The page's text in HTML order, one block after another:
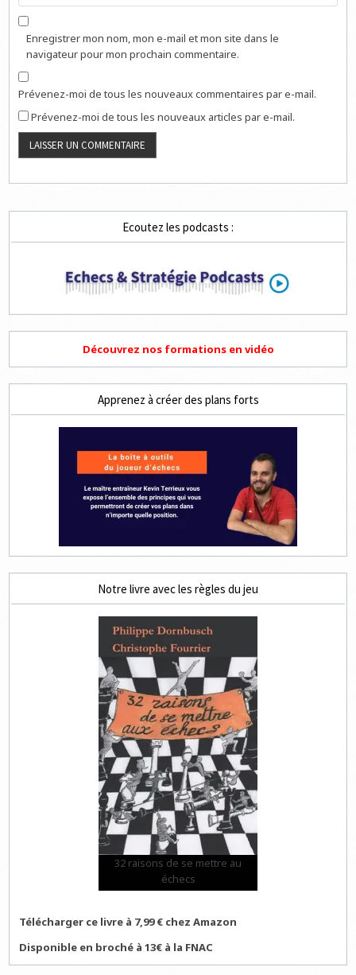
Enregistrer mon nom, mon e-mail et mon site dans le
navigateur pour mon prochain commentaire.
Prévenez-moi de tous les nouveaux commentaires par e-mail.
Prévenez-moi de tous les nouveaux articles par e-mail.
Ecoutez les podcasts :
Découvrez nos formations en vidéo
Apprenez à créer des plans forts
Notre livre avec les règles du jeu
32 raisons de se mettre au
échecs
Télécharger ce livre à 7,99 € chez Amazon
Disponible en broché à 13€ à la FNAC